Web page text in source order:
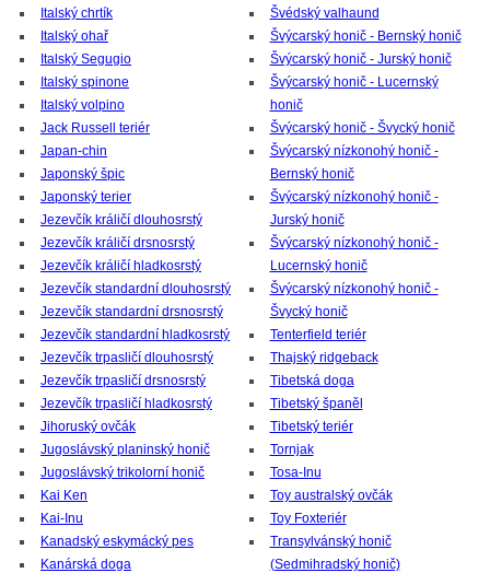
Italský chrtík
Italský ohař
Italský Segugio
Italský spinone
Italský volpino
Jack Russell teriér
Japan-chin
Japonský špic
Japonský terier
Jezevčík králičí dlouhosrstý
Jezevčík králičí drsnosrstý
Jezevčík králičí hladkosrstý
Jezevčík standardní dlouhosrstý
Jezevčík standardní drsnosrstý
Jezevčík standardní hladkosrstý
Jezevčík trpasličí dlouhosrstý
Jezevčík trpasličí drsnosrstý
Jezevčík trpasličí hladkosrstý
Jihoruský ovčák
Jugoslávský planinský honič
Jugoslávský trikolorní honič
Kai Ken
Kai-Inu
Kanadský eskymácký pes
Kanárská doga
Švédský valhaund
Švýcarský honič - Bernský honič
Švýcarský honič - Jurský honič
Švýcarský honič - Lucernský
honič
Švýcarský honič - Švycký honič
Švýcarský nízkonohý honič -
Bernský honič
Švýcarský nízkonohý honič -
Jurský honič
Švýcarský nízkonohý honič -
Lucernský honič
Švýcarský nízkonohý honič -
Švycký honič
Tenterfield teriér
Thajský ridgeback
Tibetská doga
Tibetský španěl
Tibetský teriér
Tornjak
Tosa-Inu
Toy australský ovčák
Toy Foxteriér
Transylvánský honič
(Sedmihradský honič)